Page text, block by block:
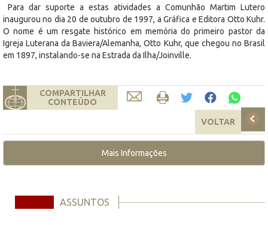
Para dar suporte a estas atividades a Comunhão Martim Lutero
inaugurou no dia 20 de outubro de 1997, a Gráfica e Editora Otto Kuhr.
O nome é um resgate histórico em memória do primeiro pastor da
Igreja Luterana da Baviera/Alemanha, Otto Kuhr, que chegou no Brasil
em 1897, instalando-se na Estrada da Ilha/Joinville.
COMPARTILHAR
CONTEÚDO
VOLTAR
Mais Informações
ASSUNTOS